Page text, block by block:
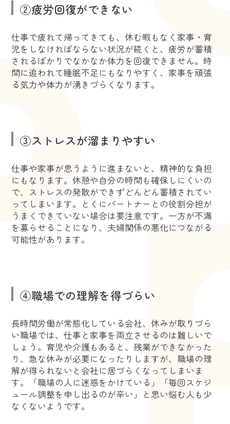
②疲労回復ができない
仕事で疲れて帰ってきても、休む暇もなく家事・育
児をしなければならない状況が続くと、疲労が蓄積
されるばかりでなかなか体力を回復できません。時
間に追われて睡眠不足にもなりやすく、家事を頑張
る気力や体力が湧きづらくなります。
③ストレスが溜まりやすい
仕事や家事が思うように進まないと、精神的な負担
にもなります。休憩や自分の時間も確保しにくいの
で、ストレスの発散ができずどんどん蓄積されてい
ってしまいます。とくにパートナーとの役割分担が
うまくできていない場合は要注意です。一方が不満
を募らせることになり、夫婦関係の悪化につながる
可能性があります。
④職場での理解を得づらい
長時間労働が常態化している会社、休みが取りづら
い職場では、仕事と家事を両立させるのは難しいで
しょう。育児や介護もあると、残業ができなかった
り、急な休みが必要になったりしますが、職場の理
解が得られないと会社に居づらくなってしまいま
す。「職場の人に迷惑をかけている」「毎回スケジ
ュール調整を申し出るのが辛い」と思い悩む人も少
なくないようです。